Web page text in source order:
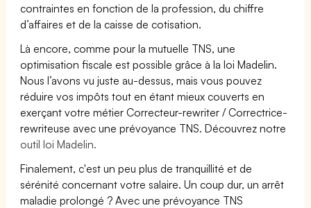
contraintes en fonction de la profession, du chiffre
d’affaires et de la caisse de cotisation.
Là encore, comme pour la mutuelle TNS, une
optimisation fiscale est possible grâce à la loi Madelin.
Nous l’avons vu juste au-dessus, mais vous pouvez
réduire vos impôts tout en étant mieux couverts en
exerçant votre métier Correcteur-rewriter / Correctrice-
rewriteuse avec une prévoyance TNS. Découvrez notre
outil loi Madelin.
Finalement, c'est un peu plus de tranquillité et de
sérénité concernant votre salaire. Un coup dur, un arrêt
maladie prolongé ? Avec une prévoyance TNS